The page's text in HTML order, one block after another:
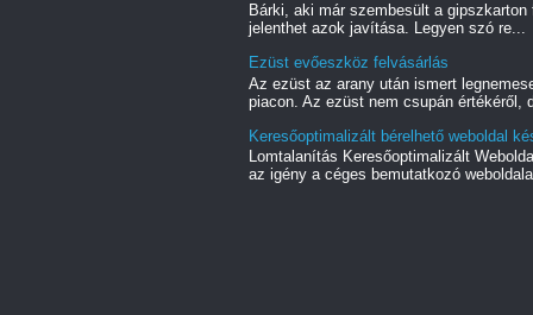
Bárki, aki már szembesült a
jelenthet azok javítása. Legyen szó re...
Ezüst evőeszköz felvásárlás
Az ezüst az arany után ismert
piacon. Az ezüst nem csupán értékéről,
Keresőoptimalizált bérelhető weboldal
Lomtalanítás Keresőoptimalizált
az igény a céges bemutatkozó